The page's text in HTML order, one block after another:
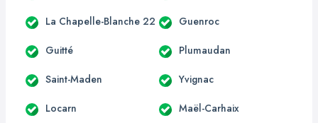
La Chapelle-Blanche 22 Guenroc
Guitté Plumaudan
Saint-Maden Yvignac
Locarn Maël-Carhaix